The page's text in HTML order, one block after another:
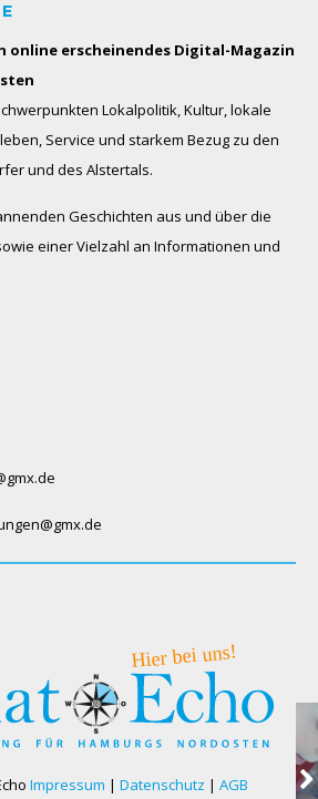
online erscheinendes Digital-Magazin
Lokalpolitik, Kultur, lokale
Service und starkem Bezug zu den
und des Alstertals.
Geschichten aus und über die
einer Vielzahl an Informationen und
Impressum | Datenschutz | AGB